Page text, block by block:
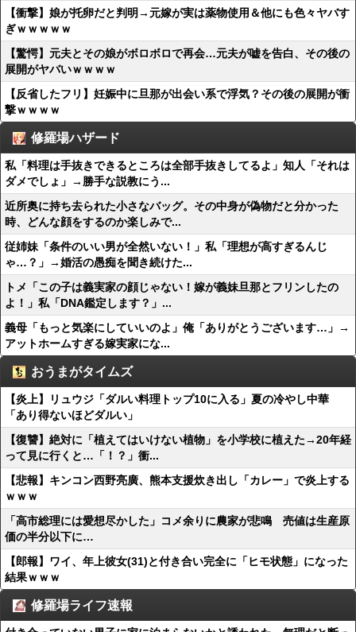
【衝撃】娘が托卵だと判明→元嫁が実は薬物使用＆他にも色々ヤバす
ぎｗｗｗｗｗ
【驚愕】元夫とその娘がボロボロで再会…元夫が嘘を告白、その後の
展開がヤバいｗｗｗｗ
【反省したフリ】妊娠中に旦那が出会い系で浮気？その後の展開が衝
撃ｗｗｗｗ
修羅場ハザード
私「料理は手抜きできるところは全部手抜きしてるよ」知人「それは
ダメでしょ」→勝手な説教にう...
近所奥に持ち去られた小さなバッグ。その中身が偽物だと分かった
時、どんな顔をするのか楽しみで...
従姉妹「条件のいい男が全然いない！」私「理想が高すぎるんじ
ゃ…？」→婚活の愚痴を聞き続けた...
トメ「この子は義実家の顔じゃない！嫁が義妹旦那とフリンしたの
よ！」私「DNA鑑定します？」...
義母「もっと気楽にしていいのよ」俺「ありがとうございます…」→
アットホームすぎる嫁実家にな...
おうまがタイムズ
【炎上】リュウジ「ダルい料理トップ10に入る」夏の冷やし中華
「あり得ないほどダルい」
【復讐】絶対に「植えてはいけない植物」を小学校に植えた→20年経
って見に行くと…「！？」衝...
【悲報】キンコン西野亮廣、熊本支援炊き出し「カレー」で炎上する
ｗｗｗ
「高市総理には愛想尽かした」コメ余りに農家が悲鳴 売値は生産原
価の半分以下に…
【郎報】ワイ、年上彼女(31)と付き合い完全に「ヒモ状態」になった
結果ｗｗｗ
修羅場ライフ速報